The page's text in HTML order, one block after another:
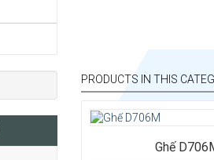
PRODUCTS IN THIS
Chất liệu: đệm bọc lưới
khung sắt, tay ốp nhựa
Ghế